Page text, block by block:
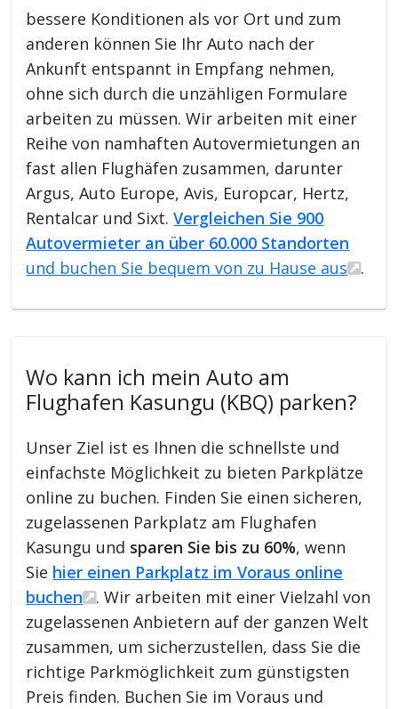
bessere Konditionen als vor Ort und zum
anderen können Sie Ihr Auto nach der
Ankunft entspannt in Empfang nehmen,
ohne sich durch die unzähligen Formulare
arbeiten zu müssen. Wir arbeiten mit einer
Reihe von namhaften Autovermietungen an
fast allen Flughäfen zusammen, darunter
Argus, Auto Europe, Avis, Europcar, Hertz,
Rentalcar und Sixt.Vergleichen Sie 900
Autovermieter an über 60.000 Standorten
und buchen Sie bequem von zu Hause aus
.
Wo kann ich mein Auto am
Flughafen Kasungu (KBQ) parken?
Unser Ziel ist es Ihnen die schnellste und
einfachste Möglichkeit zu bieten Parkplätze
online zu buchen. Finden Sie einen sicheren,
zugelassenen Parkplatz am Flughafen
Kasungu und sparen Sie bis zu 60%, wenn
Sie hier einen Parkplatz im Voraus online
buchen
. Wir arbeiten mit einer Vielzahl von
zugelassenen Anbietern auf der ganzen Welt
zusammen, um sicherzustellen, dass Sie die
richtige Parkmöglichkeit zum günstigsten
Preis finden. Buchen Sie im Voraus und